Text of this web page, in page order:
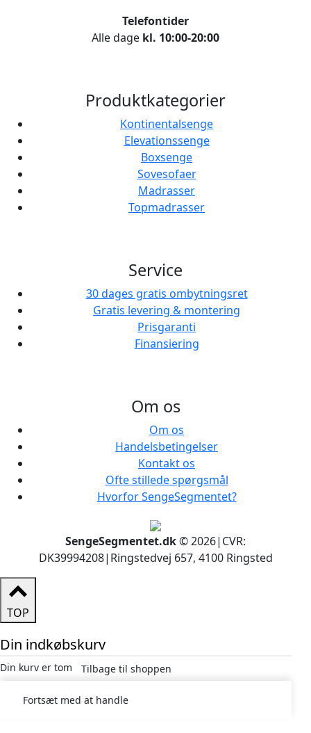
Telefontider
Alle dage kl. 10:00-20:00
Produktkategorier
Kontinentalsenge
Elevationssenge
Boxsenge
Sovesofaer
Madrasser
Topmadrasser
Service
30 dages gratis ombytningsret
Gratis levering & montering
Prisgaranti
Finansiering
Om os
Om os
Handelsbetingelser
Kontakt os
Ofte stillede spørgsmål
Hvorfor SengeSegmentet?
SengeSegmentet.dk© 2026| CVR:
DK39994208| Ringstedvej 657, 4100 Ringsted
TOP
Din indkøbskurv
Din kurv er tom Tilbage til shoppen
Fortsæt med at handle